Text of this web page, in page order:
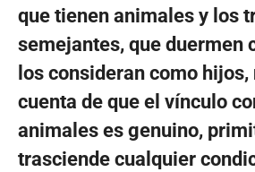
que tienen animales y los
semejantes, que duermen
los consideran como
cuenta de que el vínculo
animales es genuino,
trasciende cualquier